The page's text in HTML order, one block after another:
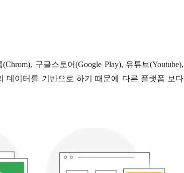
(Chrom), 구글스토어(Google Play), 유튜브(Youtube),
데이터를 기반으로 하기 때문에 다른 플랫폼 보다